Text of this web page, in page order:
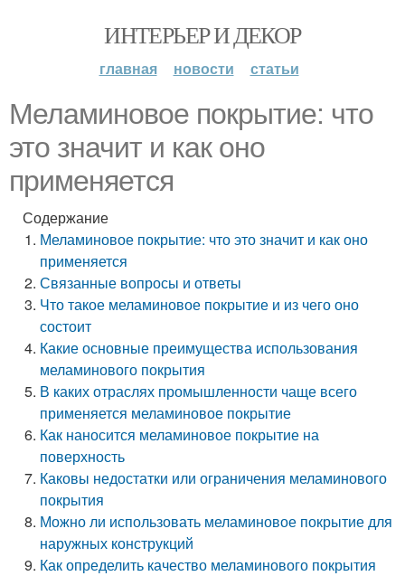
ИНТЕРЬЕР И ДЕКОР
главная новости статьи
Меламиновое покрытие: что
это значит и как оно
применяется
Содержание
Меламиновое покрытие: что это значит и как оно
применяется
Связанные вопросы и ответы
Что такое меламиновое покрытие и из чего оно
состоит
Какие основные преимущества использования
меламинового покрытия
В каких отраслях промышленности чаще всего
применяется меламиновое покрытие
Как наносится меламиновое покрытие на
поверхность
Каковы недостатки или ограничения меламинового
покрытия
Можно ли использовать меламиновое покрытие для
наружных конструкций
Как определить качество меламинового покрытия